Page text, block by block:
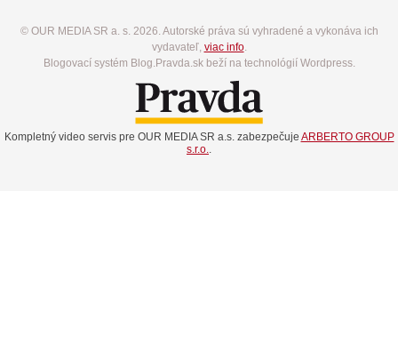
© OUR MEDIA SR a. s. 2026. Autorské práva sú vyhradené a vykonáva ich
vydavateľ, viac info.
Blogovací systém Blog.Pravda.sk beží na technológií Wordpress.
Kompletný video servis pre OUR MEDIA SR a.s. zabezpečuje ARBERTO GROUP
s.r.o.